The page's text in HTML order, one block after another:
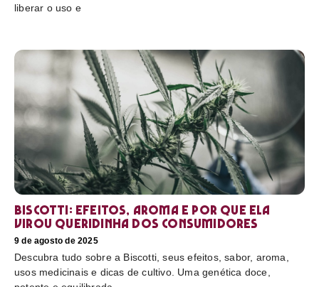
liberar o uso e
Biscotti: efeitos, aroma e por que ela
virou queridinha dos consumidores
9 de agosto de 2025
Descubra tudo sobre a Biscotti, seus efeitos, sabor, aroma,
usos medicinais e dicas de cultivo. Uma genética doce,